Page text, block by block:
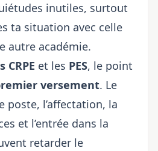
inutiles, surtout
ta situation avec celle
autre académie.
CRPE et les PES, le point
versement. Le
poste, l’affectation, la
et l’entrée dans la
retarder le